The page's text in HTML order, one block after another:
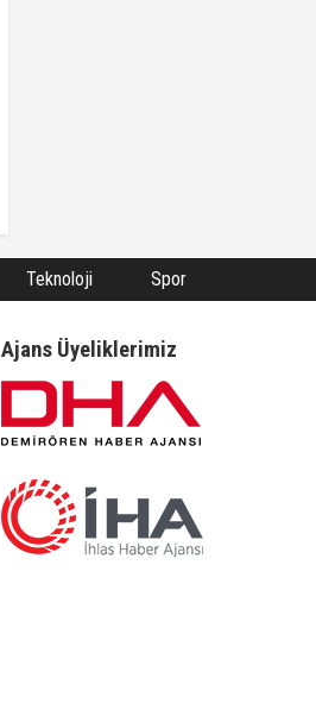
Teknoloji Spor
Ajans Üyeliklerimiz